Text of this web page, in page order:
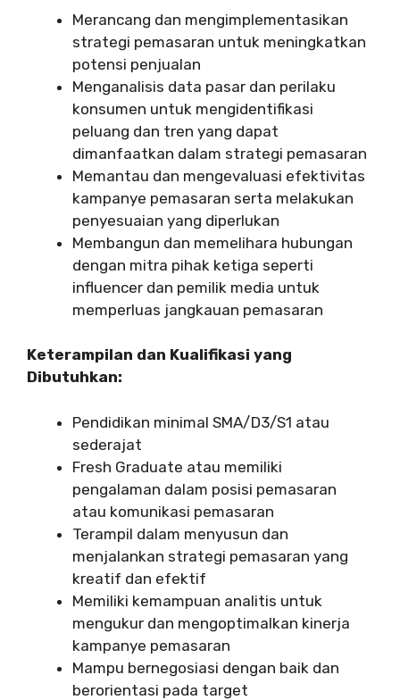
Merancang dan mengimplementasikan
strategi pemasaran untuk meningkatkan
potensi penjualan
Menganalisis data pasar dan perilaku
konsumen untuk mengidentifikasi
peluang dan tren yang dapat
dimanfaatkan dalam strategi pemasaran
Memantau dan mengevaluasi efektivitas
kampanye pemasaran serta melakukan
penyesuaian yang diperlukan
Membangun dan memelihara hubungan
dengan mitra pihak ketiga seperti
influencer dan pemilik media untuk
memperluas jangkauan pemasaran
Keterampilan dan Kualifikasi yang
Dibutuhkan:
Pendidikan minimal SMA/D3/S1 atau
sederajat
Fresh Graduate atau memiliki
pengalaman dalam posisi pemasaran
atau komunikasi pemasaran
Terampil dalam menyusun dan
menjalankan strategi pemasaran yang
kreatif dan efektif
Memiliki kemampuan analitis untuk
mengukur dan mengoptimalkan kinerja
kampanye pemasaran
Mampu bernegosiasi dengan baik dan
berorientasi pada target